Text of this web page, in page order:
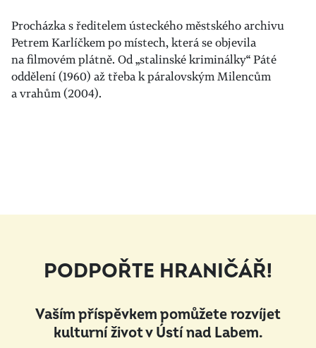
Procházka s ředitelem ústeckého městského archivu
Petrem Karlíčkem po místech, která se objevila
na filmovém plátně. Od „stalinské kriminálky“ Páté
oddělení (1960) až třeba k páralovským Milencům
a vrahům (2004).
PODPOŘTE HRANIČÁŘ!
Vaším příspěvkem pomůžete rozvíjet
kulturní život v Ústí nad Labem.